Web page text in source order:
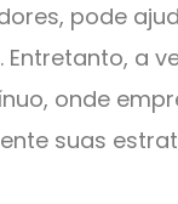
pode
Entretanto, a
onde
suas